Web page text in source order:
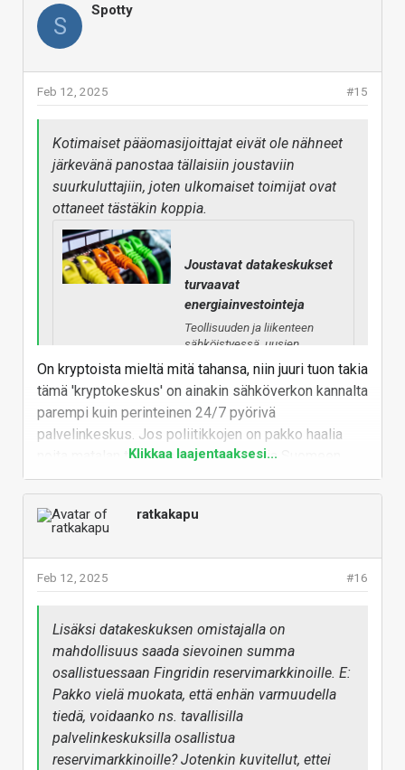
S
Spotty
#15
Feb 12, 2025
Kotimaiset pääomasijoittajat eivät ole nähneet
järkevänä panostaa tällaisiin joustaviin
suurkuluttajiin, joten ulkomaiset toimijat ovat
ottaneet tästäkin koppia.
Joustavat datakeskukset
turvaavat
energiainvestointeja
Teollisuuden ja liikenteen
sähköistyessä, uusien
sähköintensiivisten
teollisuudenalojen
rantautuessa ja
akkuteknologian kehittyessä
peruskysyntä tulee pitkällä
aikavälillä mitä
todennäköisimmin kasvamaan,
suurta uuden
edistämiseksi, on miljardien...
www.energiauutiset.fi
On kryptoista mieltä mitä tahansa, niin juuri tuon takia
tämä 'kryptokeskus' on ainakin sähköverkon kannalta
parempi kuin perinteinen 24/7 pyörivä
palvelinkeskus. Jos poliitikkojen on pakko haalia
noita matalan tuotantoarvon keskuksia Suomeen
milloin miltäkin firmalta, jotka eivät tuo mukanaan
kiinteistöveroeuroja enempää, niin sentään "saadaan"
(ainakin oletettavasti) kysyntäjoustoon kykenevä.
Lisäksi datakeskuksen omistajalla on mahdollisuus
saada sievoinen summa osallistuessaan Fingridin
reservimarkkinoille. E: Pakko vielä muokata, että
palvelinkeskuksilla osallistua reservimarkkinoille?
Vastaa
Klikkaa laajentaaksesi...
ratkakapu
#16
Feb 12, 2025
Lisäksi datakeskuksen omistajalla on
mahdollisuus saada sievoinen summa
osallistuessaan Fingridin reservimarkkinoille. E:
Pakko vielä muokata, että enhän varmuudella
tiedä, voidaanko ns. tavallisilla
palvelinkeskuksilla osallistua
reservimarkkinoille? Jotenkin kuvitellut, ettei